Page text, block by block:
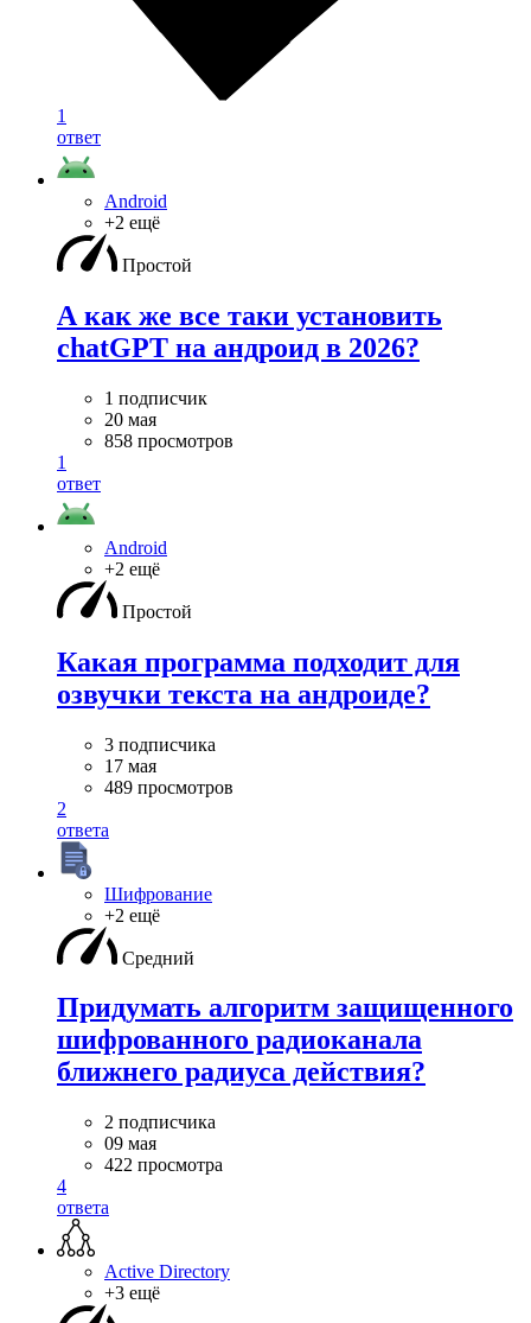
1
ответ
Android
+2 ещё
Простой
А как же все таки установить
chatGPT на андроид в 2026?
1 подписчик
20 мая
858 просмотров
1
ответ
Android
+2 ещё
Простой
Какая программа подходит для
озвучки текста на андроиде?
3 подписчика
17 мая
489 просмотров
2
ответа
Шифрование
+2 ещё
Средний
Придумать алгоритм защищенного
шифрованного радиоканала
ближнего радиуса действия?
2 подписчика
09 мая
422 просмотра
4
ответа
Active Directory
+3 ещё